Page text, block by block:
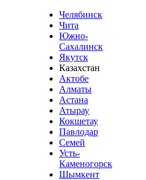
Челябинск
Чита
Южно-
Сахалинск
Якутск
Казахстан
Актобе
Алматы
Астана
Атырау
Кокшетау
Павлодар
Семей
Усть-
Каменогорск
Шымкент